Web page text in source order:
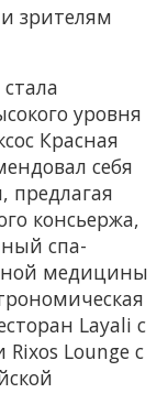
зрителям
стала
уровня
Красная
себя
предлагая
консьержа,
спа-
медицины
Layali с
Lounge с